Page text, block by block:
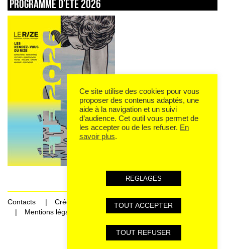
Programme d’été 2026
Contacts
Crédits
Mentions légales et données personnelles
Ce site utilise des cookies pour vous
proposer des contenus adaptés, une
aide à la navigation et un suivi
d’audience. Cet outil vous permet de
les accepter ou de les refuser. En
savoir plus.
REGLAGES
TOUT ACCEPTER
TOUT REFUSER